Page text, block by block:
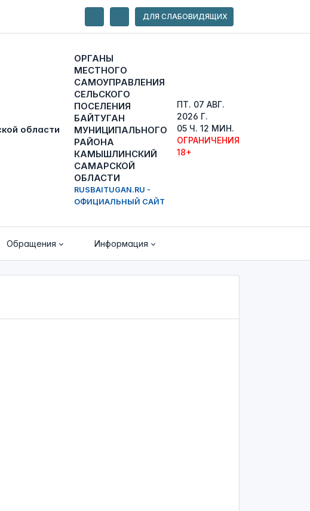
ДЛЯ СЛАБОВИДЯЩИХ
ОРГАНЫ
МЕСТНОГО
САМОУПРАВЛЕНИЯ
СЕЛЬСКОГО
ПОСЕЛЕНИЯ
БАЙТУГАН
МУНИЦИПАЛЬНОГО
РАЙОНА
КАМЫШЛИНСКИЙ
САМАРСКОЙ
ОБЛАСТИ
RUSBAITUGAN.RU -
ОФИЦИАЛЬНЫЙ САЙТ
ПТ. 07 АВГ.
2026 Г.
05 Ч. 12 МИН.
ОГРАНИЧЕНИЯ
18+
Обращения Информация